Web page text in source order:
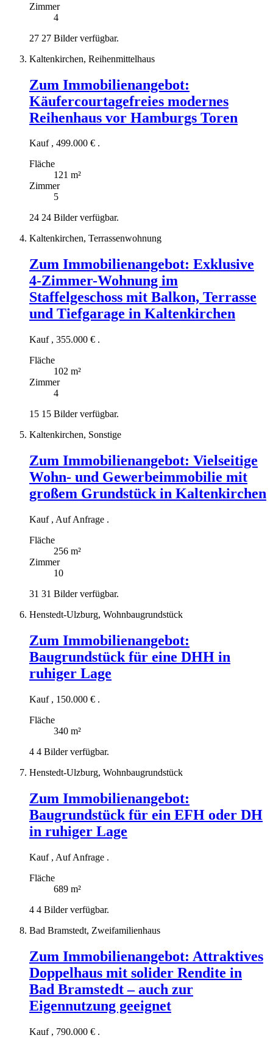
Zimmer
4
27 27 Bilder verfügbar.
Kaltenkirchen, Reihenmittelhaus
Zum Immobilienangebot:
Käufercourtagefreies modernes
Reihenhaus vor Hamburgs Toren
Kauf , 499.000 € .
Fläche
121 m²
Zimmer
5
24 24 Bilder verfügbar.
Kaltenkirchen, Terrassenwohnung
Zum Immobilienangebot: Exklusive
4-Zimmer-Wohnung im
Staffelgeschoss mit Balkon, Terrasse
und Tiefgarage in Kaltenkirchen
Kauf , 355.000 € .
Fläche
102 m²
Zimmer
4
15 15 Bilder verfügbar.
Kaltenkirchen, Sonstige
Zum Immobilienangebot: Vielseitige
Wohn- und Gewerbeimmobilie mit
großem Grundstück in Kaltenkirchen
Kauf , Auf Anfrage .
Fläche
256 m²
Zimmer
10
31 31 Bilder verfügbar.
Henstedt-Ulzburg, Wohnbaugrundstück
Zum Immobilienangebot:
Baugrundstück für eine DHH in
ruhiger Lage
Kauf , 150.000 € .
Fläche
340 m²
4 4 Bilder verfügbar.
Henstedt-Ulzburg, Wohnbaugrundstück
Zum Immobilienangebot:
Baugrundstück für ein EFH oder DH
in ruhiger Lage
Kauf , Auf Anfrage .
Fläche
689 m²
4 4 Bilder verfügbar.
Bad Bramstedt, Zweifamilienhaus
Zum Immobilienangebot: Attraktives
Doppelhaus mit solider Rendite in
Bad Bramstedt – auch zur
Eigennutzung geeignet
Kauf , 790.000 € .